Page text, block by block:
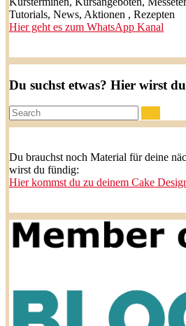
Tutorials, News, Aktionen , Rezepten
Hier geht es zum WhatsApp Kanal
Du suchst etwas? Hier wirst
Search:
Du brauchst noch Material für deine
wirst du fündig:
Hier kommst du zu deinem Cake